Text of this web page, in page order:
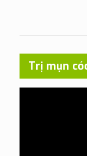
Trị mụn